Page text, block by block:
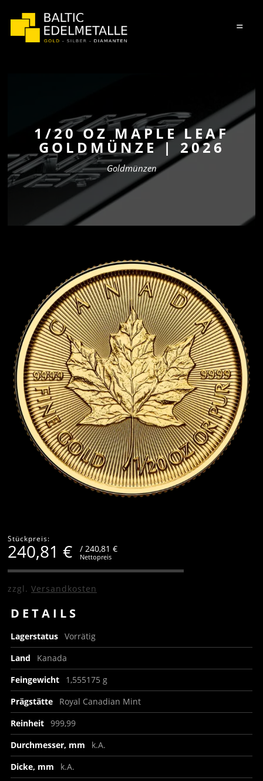
=
1/20 OZ MAPLE LEAF
GOLDMÜNZE | 2026
Goldmünzen
Stückpreis:
240,81 € / 240,81 €
Nettopreis
zzgl. Versandkosten
DETAILS
Lagerstatus Vorrätig
Land
Kanada
Feingewicht
1,555175 g
Prägstätte
Royal Canadian Mint
Reinheit 999,99
Durchmesser, mm
k.A.
Dicke, mm
k.A.